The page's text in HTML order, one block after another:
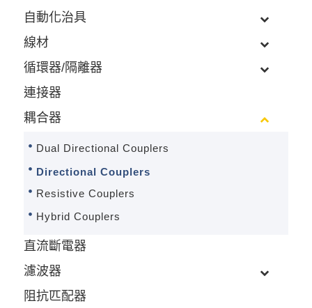
自動化治具
線材
循環器/隔離器
連接器
耦合器
Dual Directional Couplers
Directional Couplers
Resistive Couplers
Hybrid Couplers
直流斷電器
濾波器
阻抗匹配器